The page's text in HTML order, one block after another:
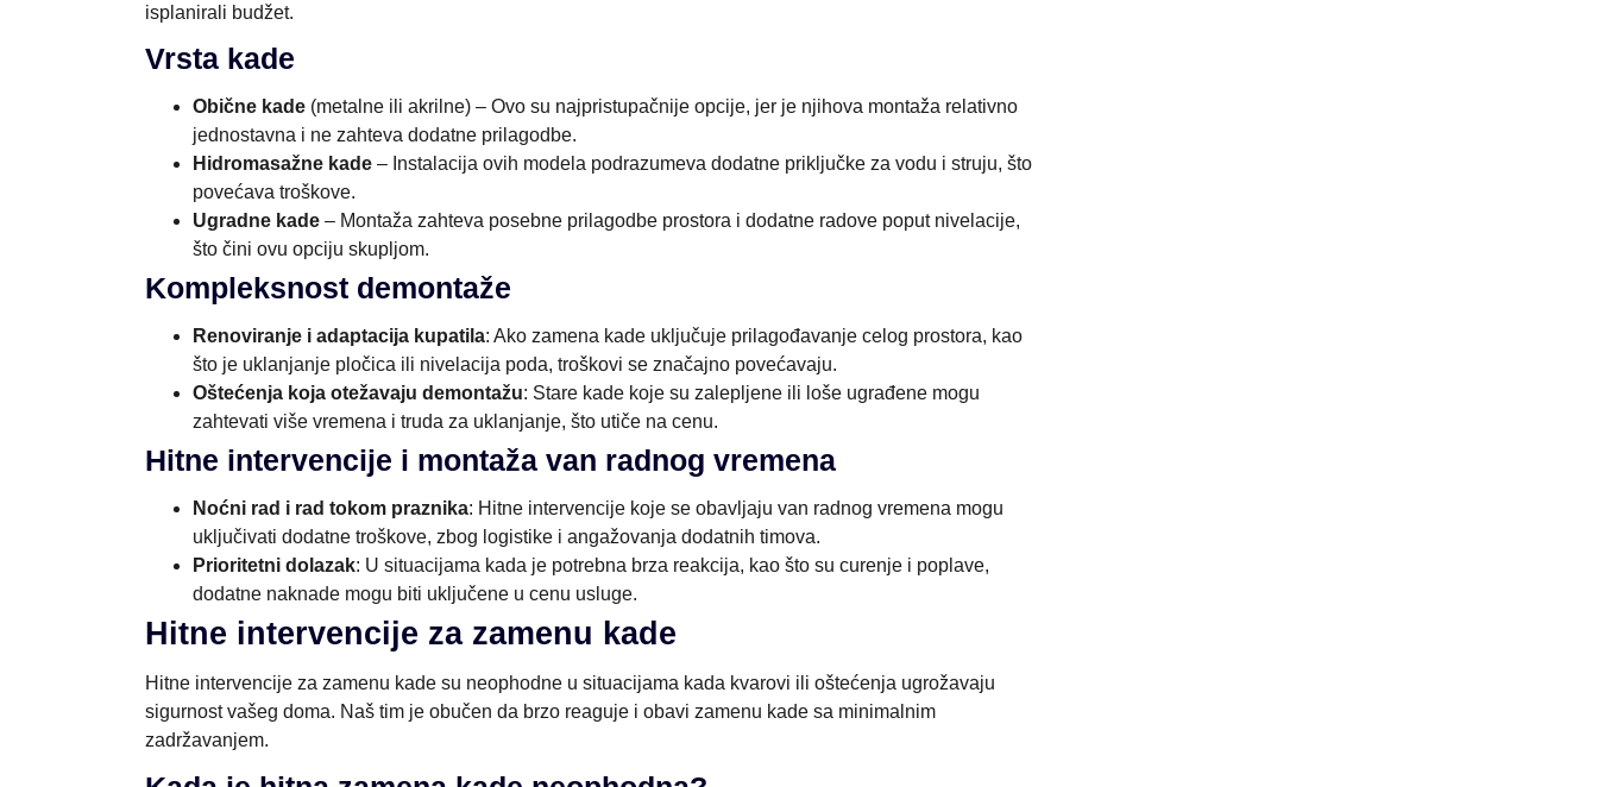
isplanirali budžet.
Vrsta kade
Obične kade (metalne ili akrilne) – Ovo su najpristupačnije opcije, jer je njihova montaža relativno
jednostavna i ne zahteva dodatne prilagodbe.
Hidromasažne kade – Instalacija ovih modela podrazumeva dodatne priključke za vodu i struju, što
povećava troškove.
Ugradne kade – Montaža zahteva posebne prilagodbe prostora i dodatne radove poput nivelacije,
što čini ovu opciju skupljom.
Kompleksnost demontaže
Renoviranje i adaptacija kupatila: Ako zamena kade uključuje prilagođavanje celog prostora, kao
što je uklanjanje pločica ili nivelacija poda, troškovi se značajno povećavaju.
Oštećenja koja otežavaju demontažu: Stare kade koje su zalepljene ili loše ugrađene mogu
zahtevati više vremena i truda za uklanjanje, što utiče na cenu.
Hitne intervencije i montaža van radnog vremena
Noćni rad i rad tokom praznika: Hitne intervencije koje se obavljaju van radnog vremena mogu
uključivati dodatne troškove, zbog logistike i angažovanja dodatnih timova.
Prioritetni dolazak: U situacijama kada je potrebna brza reakcija, kao što su curenje i poplave,
dodatne naknade mogu biti uključene u cenu usluge.
Hitne intervencije za zamenu kade
Hitne intervencije za zamenu kade su neophodne u situacijama kada kvarovi ili oštećenja ugrožavaju
sigurnost vašeg doma. Naš tim je obučen da brzo reaguje i obavi zamenu kade sa minimalnim
zadržavanjem.